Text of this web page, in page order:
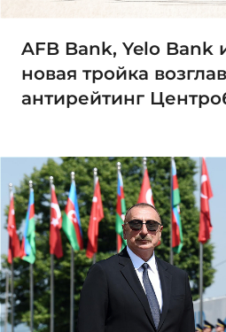
AFB Bank, Yelo Bank
новая тройка
антирейтинг